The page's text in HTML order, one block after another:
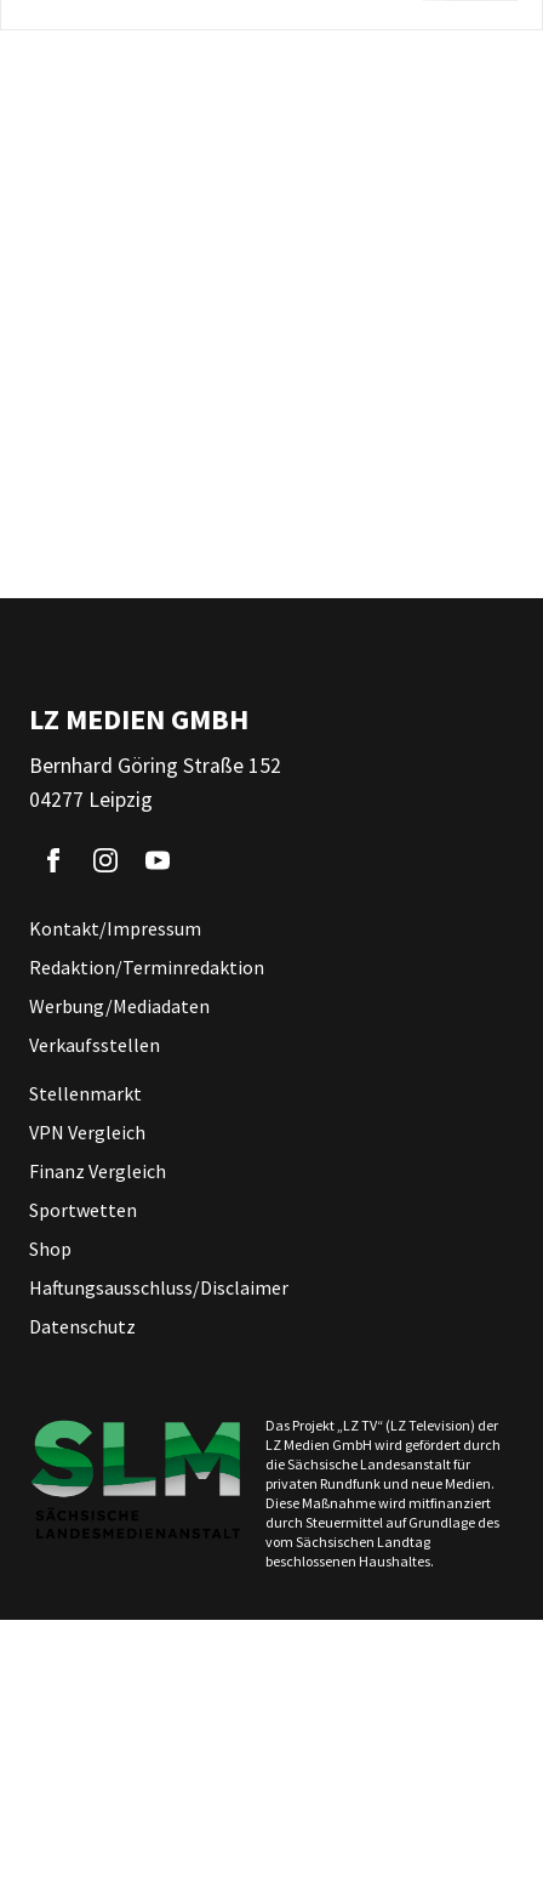
LZ MEDIEN GMBH
Bernhard Göring Straße 152
04277 Leipzig
Kontakt/Impressum
Redaktion/Terminredaktion
Werbung/Mediadaten
Verkaufsstellen
Stellenmarkt
VPN Vergleich
Finanz Vergleich
Sportwetten
Shop
Haftungsausschluss/Disclaimer
Datenschutz
Das Projekt „LZ TV“ (LZ Television) der
LZ Medien GmbH wird gefördert durch
die Sächsische Landesanstalt für
privaten Rundfunk und neue Medien.
Diese Maßnahme wird mitfinanziert
durch Steuermittel auf Grundlage des
vom Sächsischen Landtag
beschlossenen Haushaltes.